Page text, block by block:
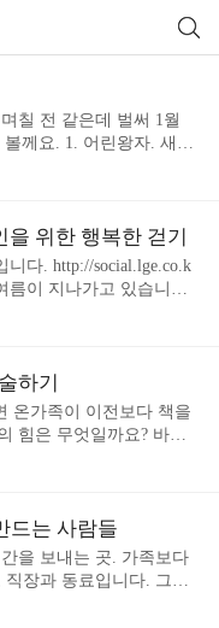
칠 전 같은데 벌써 1월
께요. 1. 어린왕자. 새해
왕자를 특별히 좋아하는
방곡곡 함께 여행한 친
요. 사고 한번 안나고
좋아하는 꽃이죠. 밝게
했구요. 투명 수채화임
낌이 나서 마음에 들어
인을 위한 행복한 걷기
다. http://social.lge.co.k
이 지나가고 있습니다.
절의 변화가 느껴집니
의 이야기는 자기 자신
자신을 사랑하는 사람들
복을 원한다능동적이고
발전한다자기 자신을 사
로 ‘걷기’입니다. 운동
하기
온가족이 이전보다 책을
힘은 무엇일까요? 바로
덕분이죠. 최신 도서관
찍은면 끝! 반납도 마찬
코너에 가면 항상 부러운
책들이 이곳에 빼곡하
께 '어른들은 독서 통장
가 말려서 참았습니다.
드는 사람들
을 보내는 곳. 가족보다
장과 동료입니다. 그래
들까 고민하고 있습니다.